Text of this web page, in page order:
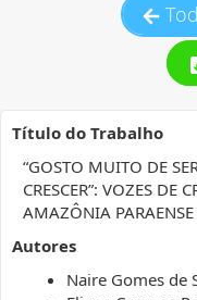
Título do Trabalho
“GOSTO MUITO DE
CRESCER”: VOZES
AMAZÔNIA PARAENSE
Autores
Naire Gomes de